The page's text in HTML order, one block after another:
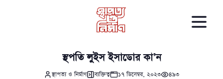
স্থপতি লুইস ইসাডোর কা’ন
স্থাপত্য ও নির্মাণ ব্যক্তিত্ব ১৭ ডিসেম্বর, ২০২৩ ৪৯৩